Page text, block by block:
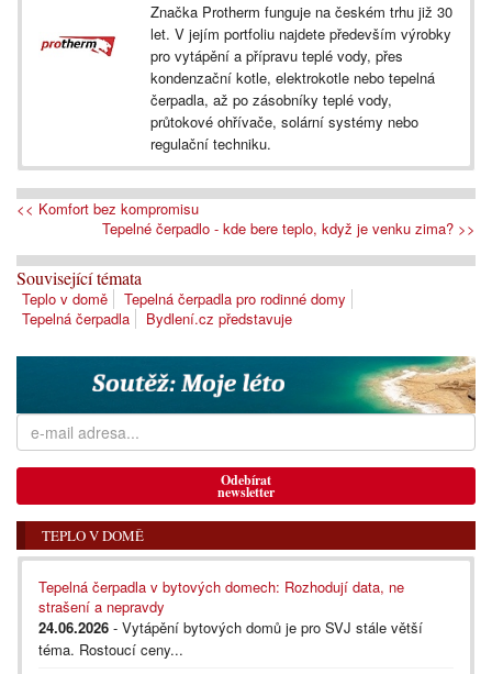
Značka Protherm funguje na českém trhu již 30
let. V jejím portfoliu najdete především výrobky
pro vytápění a přípravu teplé vody, přes
kondenzační kotle, elektrokotle nebo tepelná
čerpadla, až po zásobníky teplé vody,
průtokové ohřívače, solární systémy nebo
regulační techniku.
<< Komfort bez kompromisu
Tepelné čerpadlo - kde bere teplo, když je venku zima? >>
Související témata
Teplo v domě
Tepelná čerpadla pro rodinné domy
Tepelná čerpadla
Bydlení.cz představuje
Odebírat
newsletter
TEPLO V DOMĚ
Tepelná čerpadla v bytových domech: Rozhodují data, ne
strašení a nepravdy
24.06.2026 - Vytápění bytových domů je pro SVJ stále větší
téma. Rostoucí ceny...